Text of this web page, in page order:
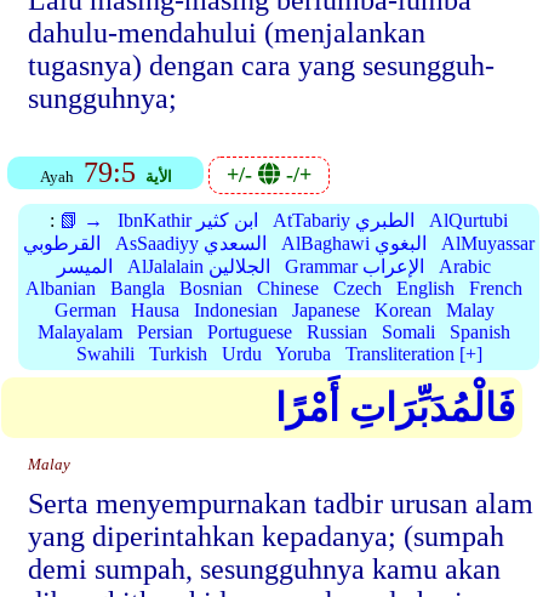
dahulu-mendahului (menjalankan
tugasnya) dengan cara yang sesungguh-
sungguhnya;
Ayah 79:5 الأية +/- -/+
: 📗 → IbnKathir ابن كثير AtTabariy الطبري
AlQurtubi
القرطوبي
AsSaadiyy السعدي AlBaghawi البغوي
AlMuyassar
الميسر
AlJalalain الجلالين Grammar الإعراب
Arabic
Albanian
Bangla Bosnian Chinese Czech English
French
German
Hausa Indonesian Japanese Korean
Malay
Malayalam
Persian Portuguese Russian Somali
Spanish
Swahili
Turkish Urdu Yoruba Transliteration [+]
فَالْمُدَبِّرَاتِ أَمْرًا
Malay
Serta menyempurnakan tadbir urusan alam
yang diperintahkan kepadanya; (sumpah
demi sumpah, sesungguhnya kamu akan